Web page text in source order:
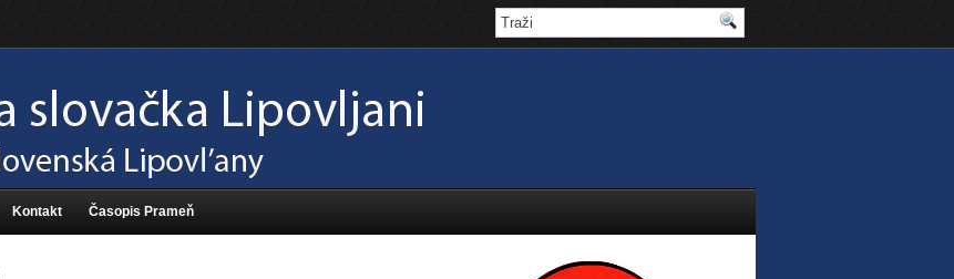
Kontakt Časopis Prameň